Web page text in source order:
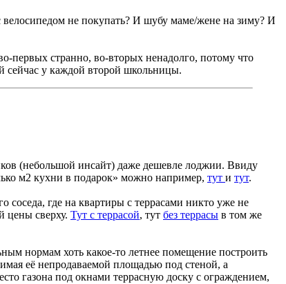
велосипедом не покупать? И шубу маме/жене на зиму? И
первых странно, во-вторых ненадолго, потому что
сейчас у каждой второй школьницы.
(небольшой инсайт) даже дешевле лоджии. Ввиду
м2 кухни в подарок» можно например, тут и тут.
соседа, где на квартиры с террасами никто уже не
цены сверху. Тут с террасой, тут без террасы в том же
нормам хоть какое-то летнее помещение построить
её непродаваемой площадью под стеной, а
газона под окнами террасную доску с ограждением,